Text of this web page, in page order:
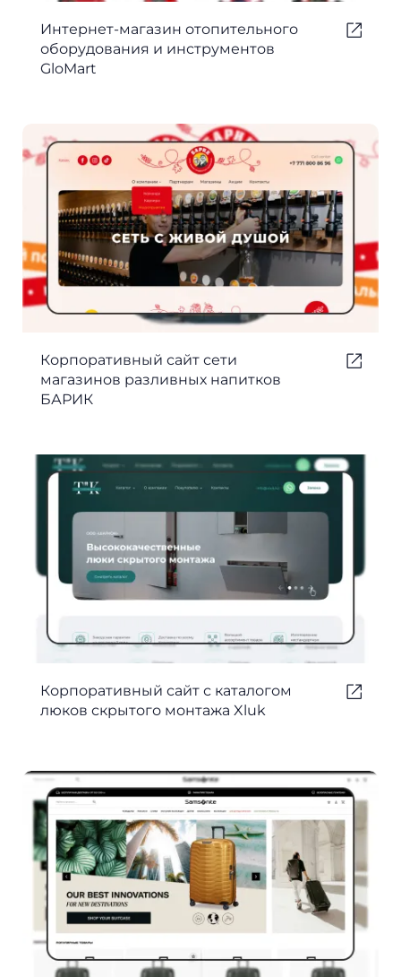
Интернет-магазин отопительного
оборудования и инструментов
GloMart
Корпоративный сайт сети
магазинов разливных напитков
БАРИК
Корпоративный сайт с каталогом
люков скрытого монтажа Xluk